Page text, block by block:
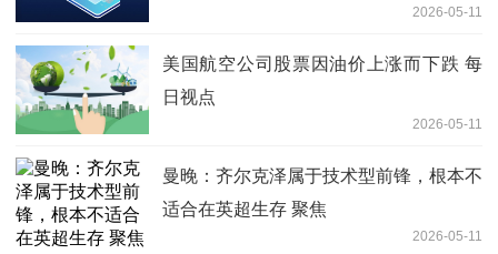
2026-05-11
美国航空公司股票因油价上涨而下跌 每
日视点
2026-05-11
曼晚：齐尔克泽属于技术型前锋，根本不
适合在英超生存 聚焦
2026-05-11